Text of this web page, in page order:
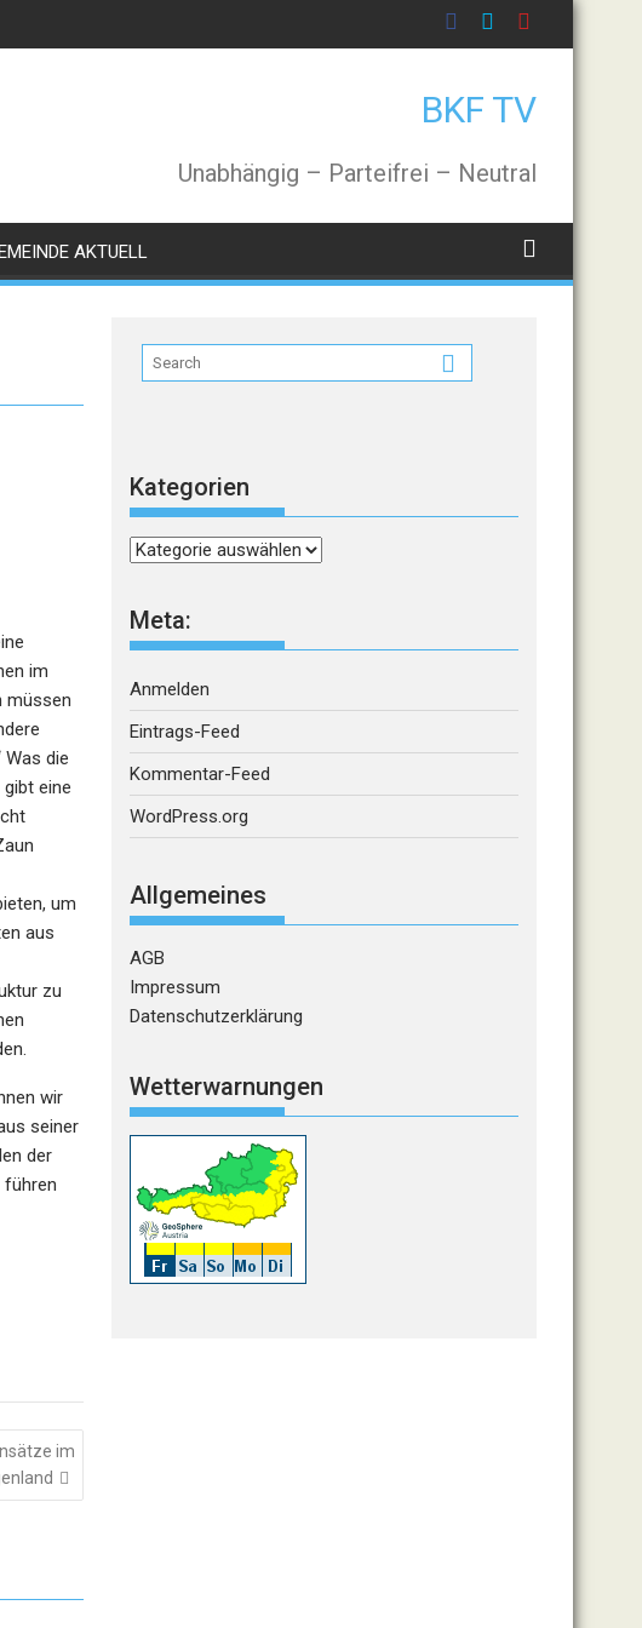
BKF TV
Unabhängig – Parteifrei – Neutral
AKTUELL
im
müssen
die
eine
um
aus
zu
wir
seiner
der
führen
im
Kategorien
Kategorien
Meta:
Anmelden
Eintrags-Feed
Kommentar-Feed
WordPress.org
Allgemeines
AGB
Impressum
Datenschutzerklärung
Wetterwarnungen